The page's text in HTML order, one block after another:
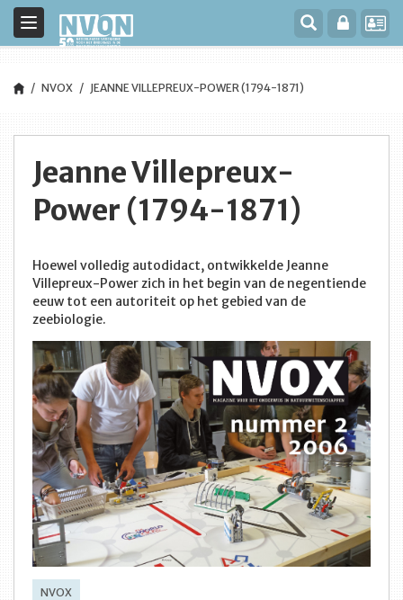
Toggle
navigation
NVOX JEANNE VILLEPREUX-POWER (1794-1871)
Jeanne Villepreux-
Power (1794-1871)
Hoewel volledig autodidact, ontwikkelde Jeanne
Villepreux-Power zich in het begin van de negentiende
eeuw tot een autoriteit op het gebied van de
zeebiologie.
NVOX